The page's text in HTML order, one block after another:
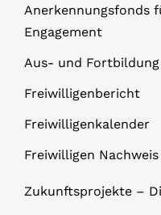
Anerkennungsfonds
Engagement
Aus- und Fortbildung
Freiwilligenbericht
Freiwilligenkalender
Freiwilligen Nachweis
Zukunftsprojekte –